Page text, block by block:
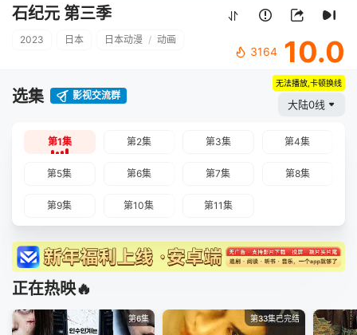
石纪元 第三季
2023 日本 日本动漫 / 动画
3164 10.0
选集 影视交流群
无法播放,卡顿换线
大陆0线
第1集 第2集 第3集 第4集
第5集 第6集 第7集 第8集
第9集 第10集 第11集
正在热映🔥
第6集 第33集已完结